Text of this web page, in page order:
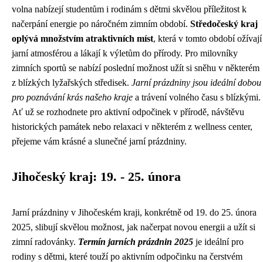
volna nabízejí studentům i rodinám s dětmi skvělou příležitost k
načerpání energie po náročném zimním období. Středočeský kraj
oplývá množstvím atraktivních míst, která v tomto období ožívají
jarní atmosférou a lákají k výletům do přírody. Pro milovníky
zimních sportů se nabízí poslední možnost užít si sněhu v některém
z blízkých lyžařských středisek. Jarní prázdniny jsou ideální dobou
pro poznávání krás našeho kraje a trávení volného času s blízkými.
Ať už se rozhodnete pro aktivní odpočinek v přírodě, návštěvu
historických památek nebo relaxaci v některém z wellness center,
přejeme vám krásné a slunečné jarní prázdniny.
Jihočeský kraj: 19. - 25. února
Jarní prázdniny v Jihočeském kraji, konkrétně od 19. do 25. února
2025, slibují skvělou možnost, jak načerpat novou energii a užít si
zimní radovánky. Termín jarních prázdnin 2025 je ideální pro
rodiny s dětmi, které touží po aktivním odpočinku na čerstvém